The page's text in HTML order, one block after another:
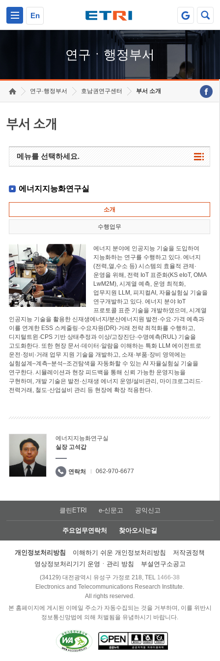
En
연구ㆍ행정부서
연구·행정부서 호남권연구센터 부서 소개
부서 소개
메뉴를 선택하세요.
에너지지능화연구실
소개
수행업무
에너지 분야에 인공지능 기술을 도입하여
지능화하는 연구를 수행하고 있다. 에너지
(전력,열,수소 등) 시스템의 효율적 관제·
운영을 위해, 전력 IoT 표준화(KS eIoT, OMA
LwM2M), 시계열 예측, 운영 최적화,
업무지원 LLM, 피지컬AI, 자율실험실 기술을
연구개발하고 있다. 에너지 분야 IoT
프로토콜 표준 기술을 개발하였으며, 시계열
인공지능 기술을 활용한 신재생에너지/분산에너지원 발전·수요·가격 예측과
이를 연계한 ESS 스케줄링·수요자원(DR)·거래 전략 최적화를 수행하고,
디지털트윈·CPS 기반 상태추정과 이상/고장진단·수명예측(RUL) 기술을
고도화한다. 또한 현장 문서·데이터·알람을 이해하는 특화 LLM 에이전트로
운전·정비·거래 업무 지원 기술을 개발하고, 소재·부품·장비 영역에는
실험설계–계측–분석–조건탐색을 자동화할 수 있는 AI 자율실험실 기술을
연구한다. 시뮬레이션과 현장 피드백을 통해 신뢰 가능한 운영지능을
구현하며, 개발 기술은 발전·신재생 에너지 운영/설비관리, 마이크로그리드·
전력거래, 철도·산업설비 관리 등 현장에 확장 적용한다.
에너지지능화연구실
실장 고석갑
연락처 062-970-6677
클린ETRI e-신문고 공익신고
주요업무연락처 찾아오시는길
개인정보처리방침 이해하기 쉬운 개인정보처리방침
저작권정책
영상정보처리기기 운영ㆍ관리 방침
부설연구소공고
(34129) 대전광역시 유성구 가정로 218, TEL 1466-38
Electronics and Telecommunications Research Institute.
All rights reserved.
본 홈페이지에 게시된 이메일 주소가 자동수집되는 것을 거부하며, 이를 위반시
정보통신망법에 의해 처벌됨을 유념하시기 바랍니다.